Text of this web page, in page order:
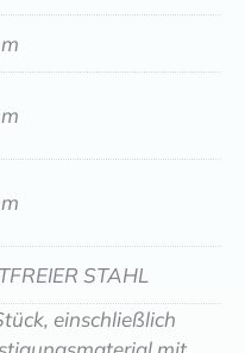
STAHL
einschließlich